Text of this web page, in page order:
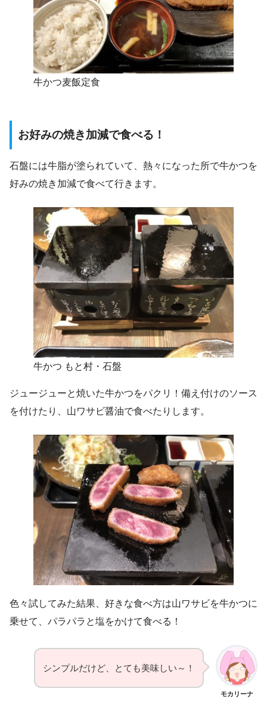
牛かつ麦飯定食
お好みの焼き加減で食べる！
石盤には牛脂が塗られていて、熱々になった所で牛かつを
好みの焼き加減で食べて行きます。
牛かつ もと村・石盤
ジュージューと焼いた牛かつをパクリ！備え付けのソース
を付けたり、山ワサビ醤油で食べたりします。
色々試してみた結果、好きな食べ方は山ワサビを牛かつに
乗せて、パラパラと塩をかけて食べる！
モカリーナ
シンプルだけど、とても美味しい～！